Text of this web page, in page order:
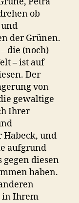
ob
der Grünen.
die (noch)
– ist auf
Der
von
gewaltige
Ihrer
und
aufgrund
diesen
haben.
in Ihrem